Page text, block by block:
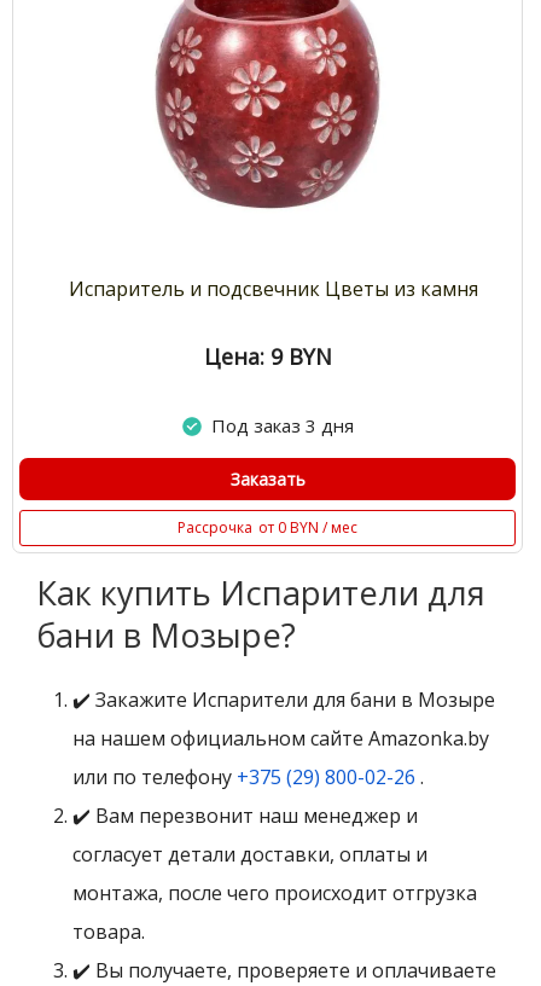
Испаритель и подсвечник Цветы из камня
Цена: 9 BYN
Под заказ 3 дня
Заказать
Рассрочка от 0 BYN / мес
Как купить Испарители для
бани в Мозыре?
✔️ Закажите Испарители для бани в Мозыре
на нашем официальном сайте Amazonka.by
или по телефону +375 (29) 800-02-26 .
✔️ Вам перезвонит наш менеджер и
согласует детали доставки, оплаты и
монтажа, после чего происходит отгрузка
товара.
✔️ Вы получаете, проверяете и оплачиваете